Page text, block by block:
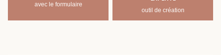
avec le formulaire
outil de création